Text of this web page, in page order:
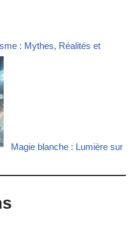
: Mythes, Réalités et
Magie blanche : Lumière sur